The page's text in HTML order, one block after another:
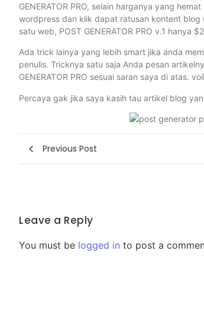
GENERATOR PRO, selain harganya yang
wordpress dan klik dapat ratusan kontent
satu web, POST GENERATOR PRO v.1 hanya
Ada trick lainya yang lebih smart jika anda
penulis. Tricknya satu saja Anda pesan
GENERATOR PRO sesuai saran saya di atas.
Percaya gak jika saya kasih tau artikel blog
Previous Post
Leave a Reply
You must be logged in to post a